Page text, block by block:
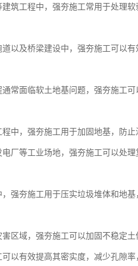
筑工程中，强夯施工常用于处理
以及桥梁建设中，强夯施工可以
常面临软土地基问题，强夯施工
中，强夯施工用于加固地基，防止
厂等工业场地，强夯施工可以处
强夯施工用于压实垃圾堆体和地
区域，强夯施工可以加固不稳定
以有效提高其密实度，减少孔隙率